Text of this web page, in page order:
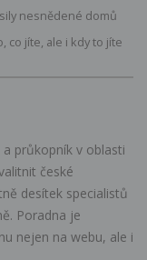
nesnědené domů
co jíte, ale i kdy to jíte
průkopník v oblasti
české
desítek specialistů
Poradna je
nejen na webu, ale i